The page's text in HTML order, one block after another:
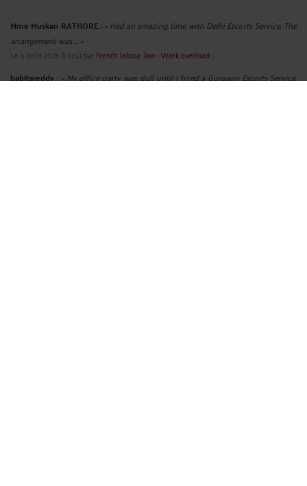
Mme Muskan RATHORE :« Had an amazing time with Delhi Escorts Service. The
arrangement was ... »
Le 6 août 2026 à 11:51 sur French labour law - Work overload: ...
babitareddy : « My office party was dull until I hired a Gurgaon Escorts Service.